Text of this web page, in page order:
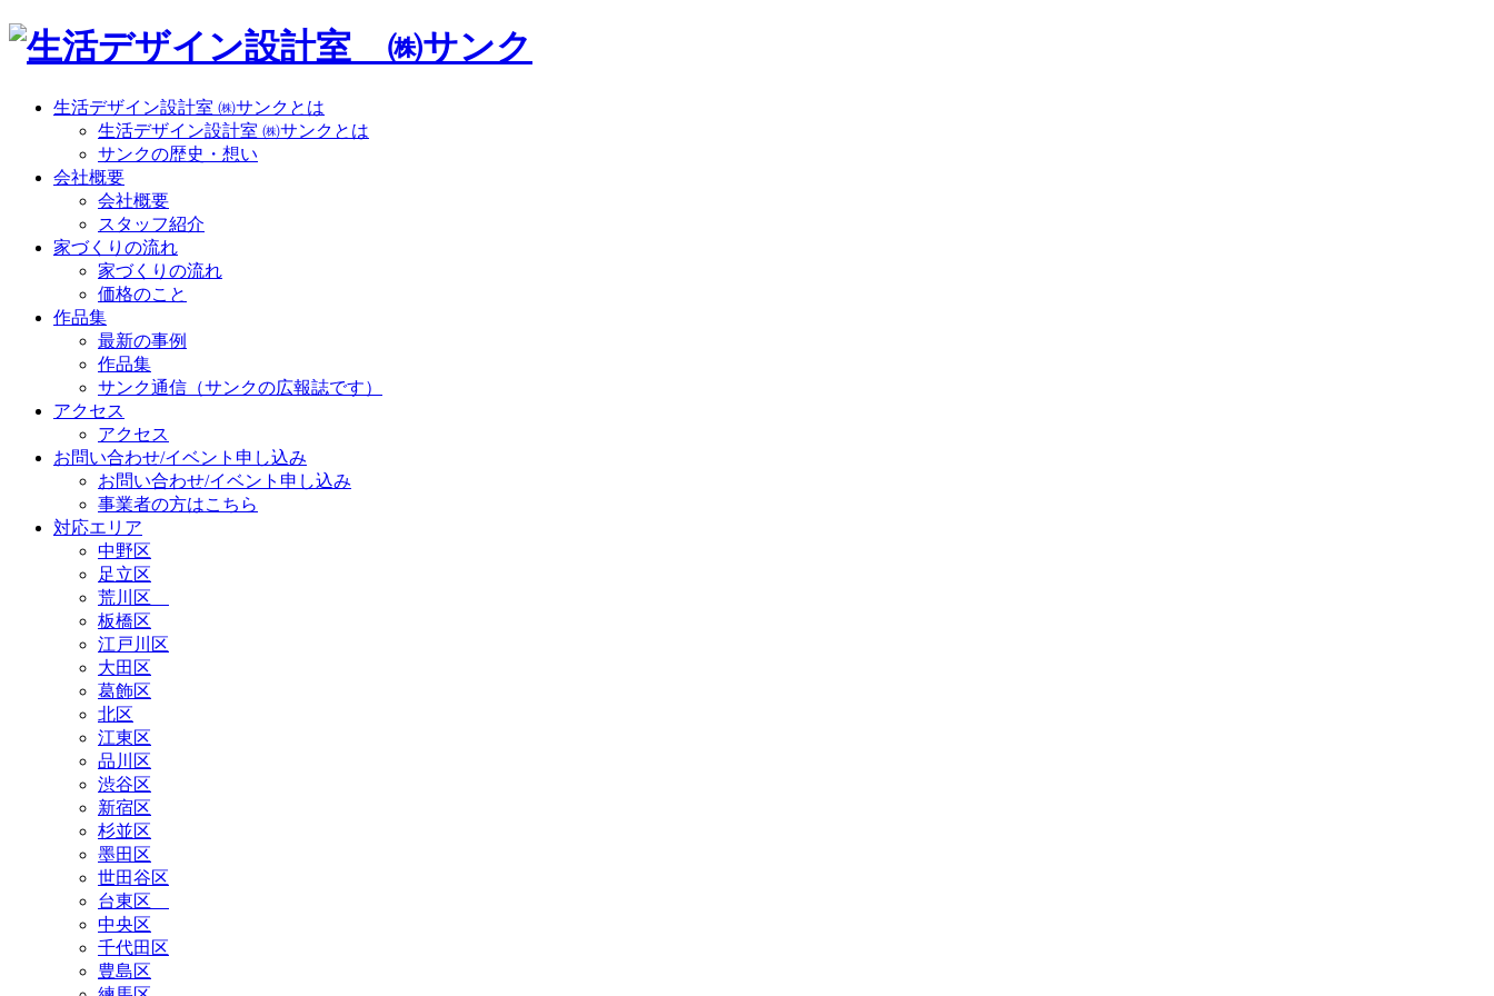
生活デザイン設計室 ㈱サンクとは
生活デザイン設計室 ㈱サンクとは
サンクの歴史・想い
会社概要
会社概要
スタッフ紹介
家づくりの流れ
家づくりの流れ
価格のこと
作品集
最新の事例
作品集
サンク通信（サンクの広報誌です）
アクセス
アクセス
お問い合わせ/イベント申し込み
お問い合わせ/イベント申し込み
事業者の方はこちら
対応エリア
中野区
足立区
荒川区
板橋区
江戸川区
大田区
葛飾区
北区
江東区
品川区
渋谷区
新宿区
杉並区
墨田区
世田谷区
台東区
中央区
千代田区
豊島区